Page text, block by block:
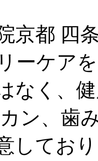
京都 四
ーケア
なく、
ン、歯
してお